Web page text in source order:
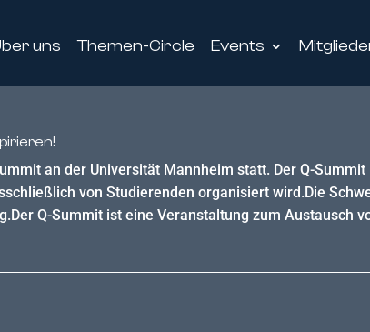
uns Themen-Circle Events
an der Universität Mannheim statt. Der Q-
von Studierenden organisiert wird.Die
Q-Summit ist eine Veranstaltung zum Austausch